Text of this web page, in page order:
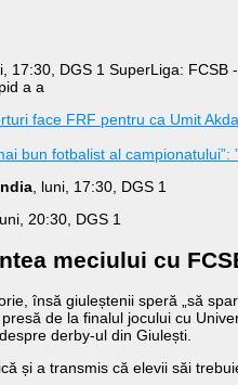
17:30, DGS 1 SuperLiga:
a a
face FRF pentru ca Umit
bun fotbalist al campionatului”:
, luni, 17:30, DGS 1
20:30, DGS 1
meciului cu
însă giuleștenii speră „să
de la finalul jocului cu
derby-ul din Giulești.
și a transmis că elevii săi